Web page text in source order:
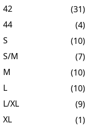
42
(31)
44
(4)
S
(10)
S/M
(7)
M
(10)
L
(10)
L/XL
(9)
XL
(1)